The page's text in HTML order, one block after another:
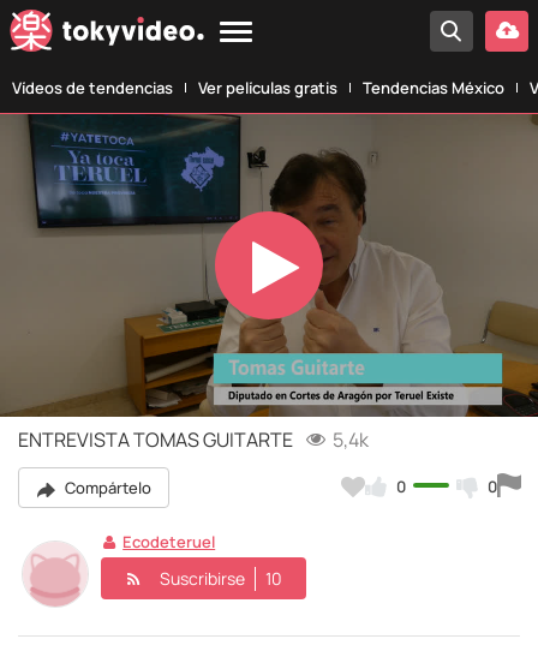
Vídeos de tendencias Ver películas gratis Tendencias México
Play
Video
ENTREVISTA TOMAS GUITARTE 5,4k
Compártelo 0 0
Ecodeteruel
Suscribirse 10